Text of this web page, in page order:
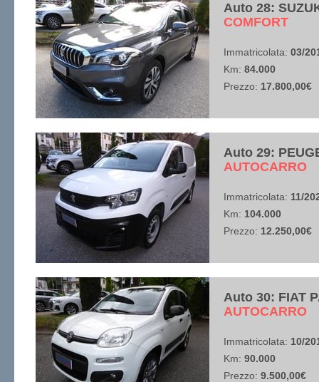
Auto 28:
​COMFORT
Immatricolata: 03/
Km: 84.000
Prezzo: 17.800,00€
Auto 29:
​AUTOCARRO
Immatricolata: 11/
Km: 104.000
Prezzo: 12.250,00€
Auto 30: FIAT
​AUTOCARRO
Immatricolata: 10/
Km: 90.000
Prezzo: 9.500,00€